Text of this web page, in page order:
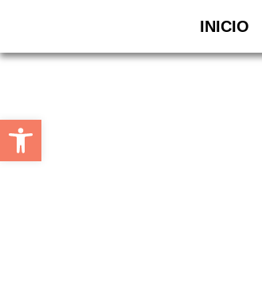
INICIO
Abrir barra de herramientas